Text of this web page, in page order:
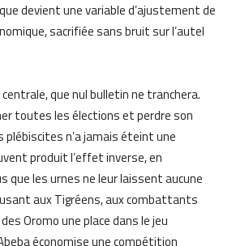
devient une variable d’ajustement de
sacrifiée sans bruit sur l’autel
que nul bulletin ne tranchera.
toutes les élections et perdre son
n’a jamais éteint une
produit l’effet inverse, en
que les urnes ne leur laissent aucune
aux Tigréens, aux combattants
Oromo une place dans le jeu
économise une compétition